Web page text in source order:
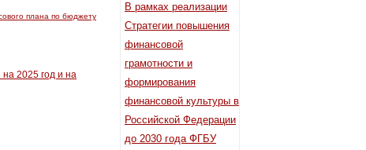
плана по бюджету
2025 год и на
В рамках реализации
Стратегии повышения
финансовой
грамотности и
формирования
финансовой культуры в
Российской Федерации
до 2030 года ФГБУ